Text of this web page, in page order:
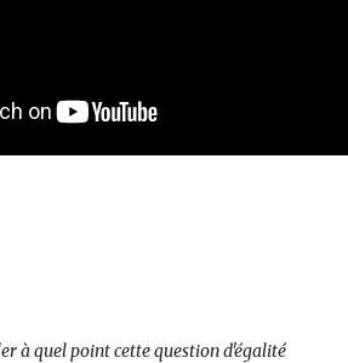
à quel point cette question d'égalité